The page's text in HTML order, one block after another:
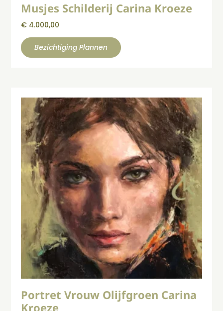
Musjes Schilderij Carina Kroeze
€ 4.000,00
Bezichtiging Plannen
Portret Vrouw Olijfgroen Carina
Kroeze